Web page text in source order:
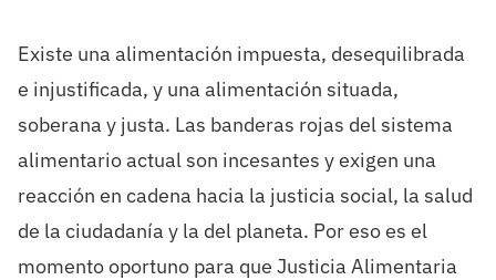
Existe una alimentación impuesta, desequilibrada
e injustificada, y una alimentación situada,
soberana y justa. Las banderas rojas del sistema
alimentario actual son incesantes y exigen una
reacción en cadena hacia la justicia social, la salud
de la ciudadanía y la del planeta. Por eso es el
momento oportuno para que Justicia Alimentaria